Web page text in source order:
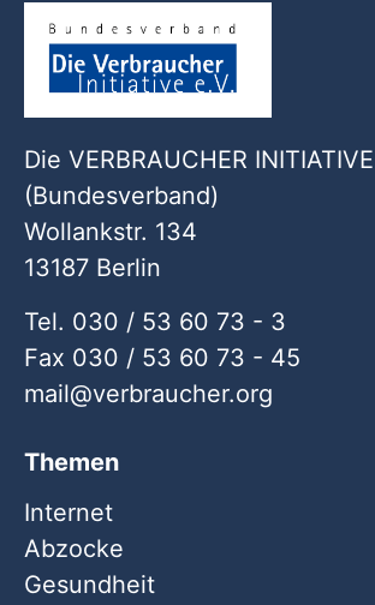
Die VERBRAUCHER
(Bundesverband)
Wollankstr. 134
13187 Berlin
Tel. 030 / 53 60 73 - 3
Fax 030 / 53 60 73 - 45
mail
verbraucher org
Themen
Internet
Abzocke
Gesundheit